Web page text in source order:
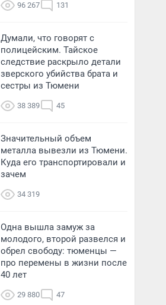
96 267 131
Думали, что говорят с
полицейским. Тайское
следствие раскрыло детали
зверского убийства брата и
сестры из Тюмени
38 389 45
Значительный объем
металла вывезли из Тюмени.
Куда его транспортировали и
зачем
34 319
Одна вышла замуж за
молодого, второй развелся и
обрел свободу: тюменцы —
про перемены в жизни после
40 лет
29 880 47